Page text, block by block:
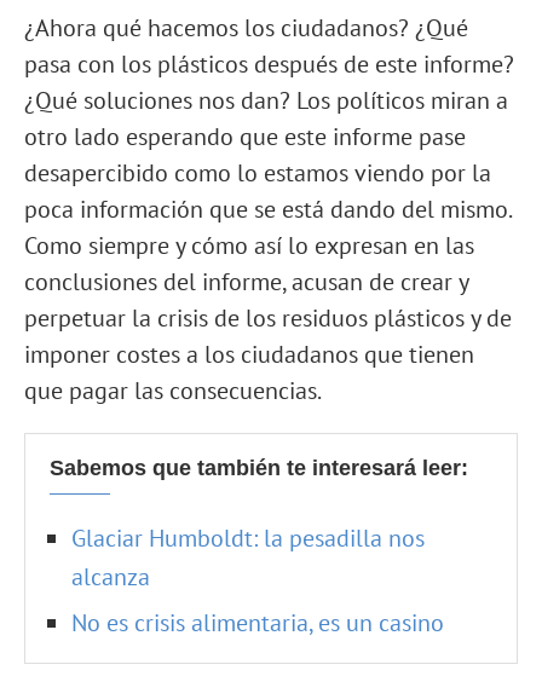
¿Ahora qué hacemos los ciudadanos? ¿Qué
pasa con los plásticos después de este informe?
¿Qué soluciones nos dan? Los políticos miran a
otro lado esperando que este informe pase
desapercibido como lo estamos viendo por la
poca información que se está dando del mismo.
Como siempre y cómo así lo expresan en las
conclusiones del informe, acusan de crear y
perpetuar la crisis de los residuos plásticos y de
imponer costes a los ciudadanos que tienen
que pagar las consecuencias.
Sabemos que también te interesará leer:
Glaciar Humboldt: la pesadilla nos
alcanza
No es crisis alimentaria, es un casino